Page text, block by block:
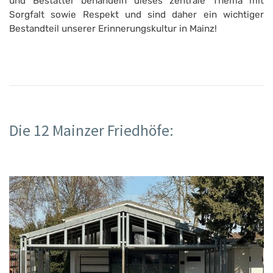
Sorgfalt sowie Respekt und sind daher ein wichtiger
Bestandteil unserer Erinnerungskultur in Mainz!
Die 12 Mainzer Friedhöfe: